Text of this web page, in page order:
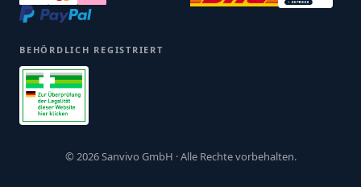
BEHÖRDLICH REGISTRIERT
© 2026 Sanvivo GmbH · Alle Rechte vorbehalten.